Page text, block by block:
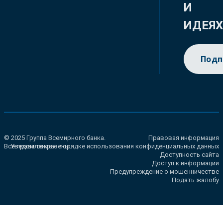
И
ИДЕЯХ
© 2025 Группа Всемирного банка.
Все права сохранены.
Правовая информация
Уведомление о порядке использования конфиденциальных данных
Доступность сайта
Доступ к информации
Предупреждение о мошенничестве
Подать жалобу